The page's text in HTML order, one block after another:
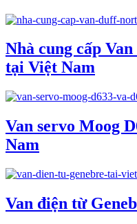
Nhà cung cấp
tại Việt Nam
Van servo Moog
Nam
Van điện từ